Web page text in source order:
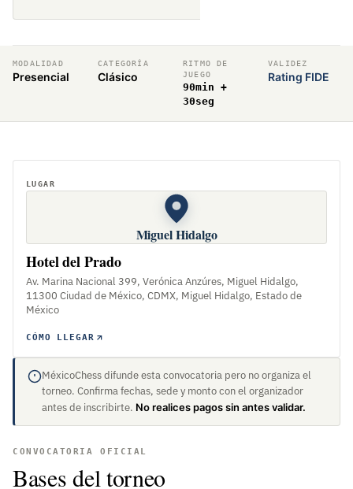
MODALIDAD
Presencial
CATEGORÍA
Clásico
RITMO DE
JUEGO
90min +
30seg
VALIDEZ
Rating FIDE
MéxicoChess difunde esta convocatoria pero no organiza el
torneo. Confirma fechas, sede y monto con el organizador
antes de inscribirte. No realices pagos sin antes validar.
CONVOCATORIA OFICIAL
Bases del torneo
LUGAR
Miguel Hidalgo
Hotel del Prado
Av. Marina Nacional 399, Verónica Anzúres, Miguel Hidalgo,
11300 Ciudad de México, CDMX, Miguel Hidalgo, Estado de
México
CÓMO LLEGAR